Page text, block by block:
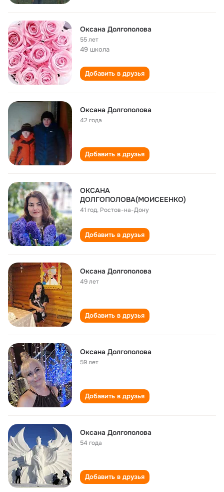
Оксана Долгополова
55 лет
49 школа
Добавить в друзья
Оксана Долгополова
42 года
Добавить в друзья
ОКСАНА
ДОЛГОПОЛОВА(МОИСЕЕНКО)
41 год, Ростов-на-Дону
Добавить в друзья
Оксана Долгополова
49 лет
Добавить в друзья
Оксана Долгополова
59 лет
Добавить в друзья
Оксана Долгополова
54 года
Добавить в друзья